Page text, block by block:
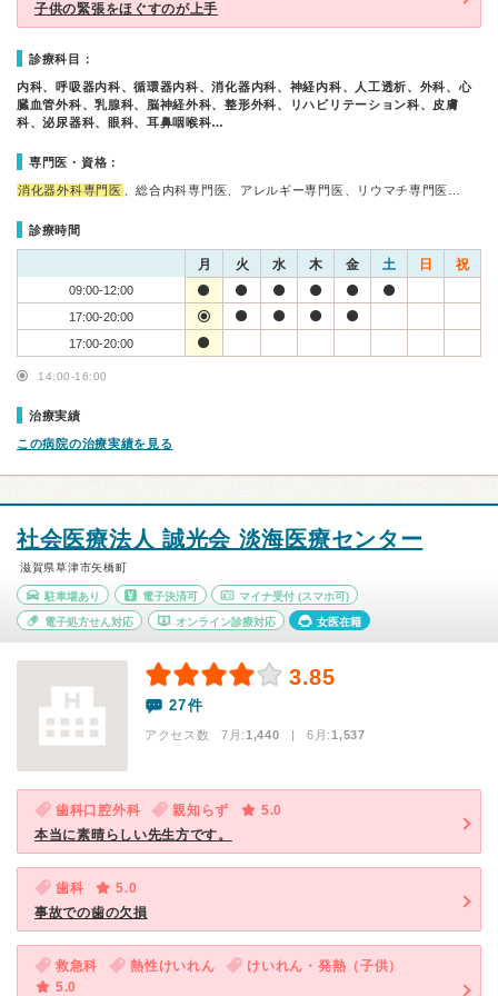
子供の緊張をほぐすのが上手
診療科目：
内科、呼吸器内科、循環器内科、消化器内科、神経内科、人工透析、外科、心
臓血管外科、乳腺科、脳神経外科、整形外科、リハビリテーション科、皮膚
科、泌尿器科、眼科、耳鼻咽喉科…
専門医・資格：
消化器外科専門医 、総合内科専門医、アレルギー専門医、リウマチ専門医…
診療時間
月 火 水 木 金 土 日 祝
09:00-12:00
17:00-20:00
17:00-20:00
14:00-16:00
治療実績
この病院の治療実績を見る
社会医療法人 誠光会 淡海医療センター
滋賀県草津市矢橋町
駐車場あり 電子決済可 マイナ受付 (スマホ可)
電子処方せん対応 オンライン診療対応 女医在籍
3.85
27件
アクセス数 7月:1,440 | 6月:1,537
歯科口腔外科 親知らず
5.0
本当に素晴らしい先生方です。
歯科
5.0
事故での歯の欠損
救急科 熱性けいれん
けいれん・発熱（子供）
5.0